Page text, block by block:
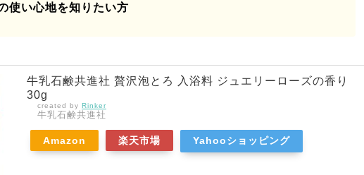
使い心地を知りたい方
牛乳石鹸共進社 贅沢泡とろ 入浴料 ジュエリーローズの香り
30g
created by Rinker
牛乳石鹸共進社
Amazon 楽天市場 Yahooショッピング